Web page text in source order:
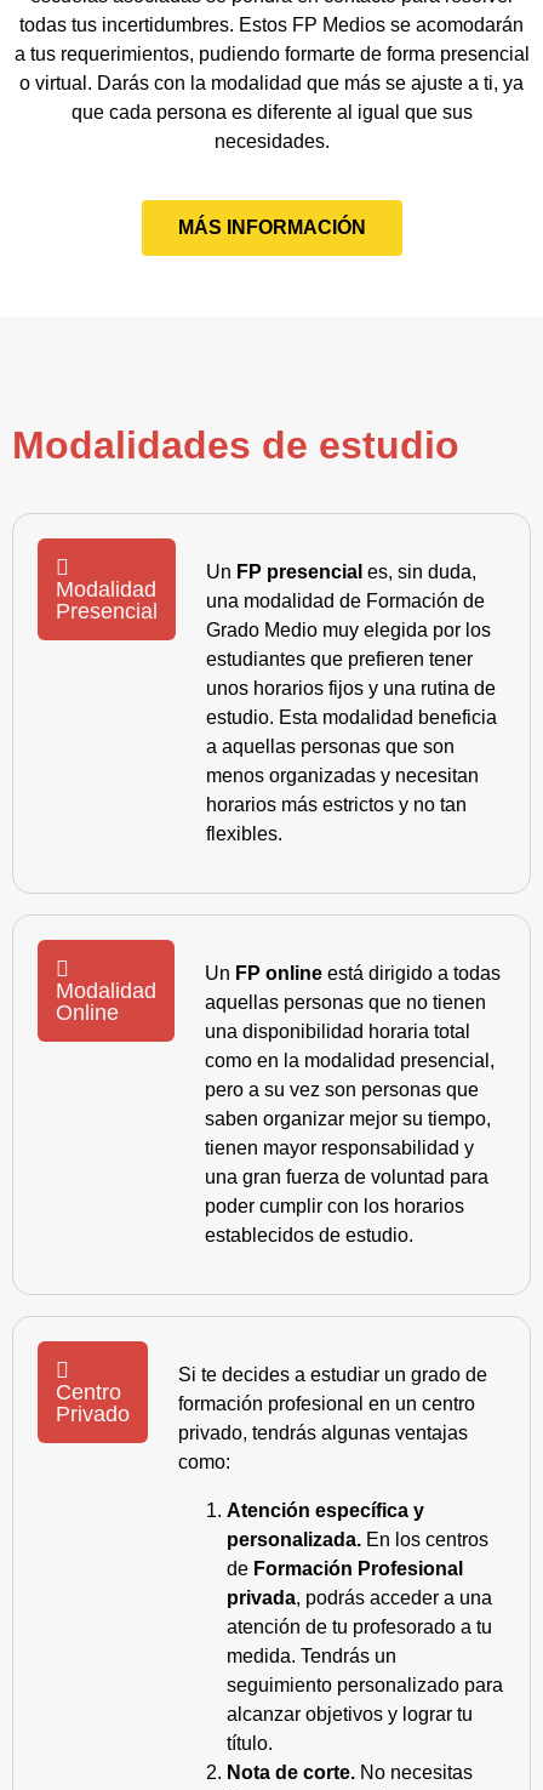
todas tus incertidumbres. Estos FP Medios se acomodarán
a tus requerimientos, pudiendo formarte de forma presencial
o virtual. Darás con la modalidad que más se ajuste a ti, ya
que cada persona es diferente al igual que sus
necesidades.
MÁS INFORMACIÓN
Modalidades de estudio
Modalidad
Presencial
Un FP presencial es, sin duda,
una modalidad de Formación de
Grado Medio muy elegida por los
estudiantes que prefieren tener
unos horarios fijos y una rutina de
estudio. Esta modalidad beneficia
a aquellas personas que son
menos organizadas y necesitan
horarios más estrictos y no tan
flexibles.
Modalidad
Online
Un FP online está dirigido a todas
aquellas personas que no tienen
una disponibilidad horaria total
como en la modalidad presencial,
pero a su vez son personas que
saben organizar mejor su tiempo,
tienen mayor responsabilidad y
una gran fuerza de voluntad para
poder cumplir con los horarios
establecidos de estudio.
Centro
Privado
Si te decides a estudiar un grado de
formación profesional en un centro
privado, tendrás algunas ventajas
como:
Atención específica y
personalizada. En los centros
de Formación Profesional
privada, podrás acceder a una
atención de tu profesorado a tu
medida. Tendrás un
seguimiento personalizado para
alcanzar objetivos y lograr tu
título.
Nota de corte. No necesitas